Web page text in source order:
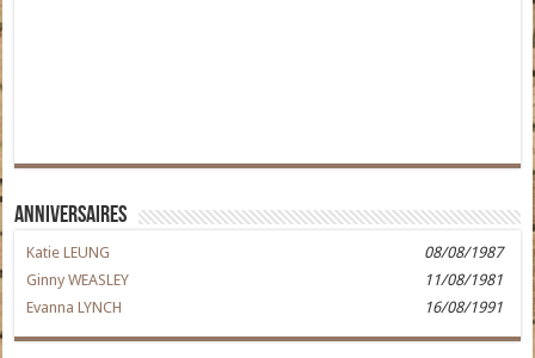
Anniversaires
Katie LEUNG
08/08/1987
Ginny WEASLEY
11/08/1981
Evanna LYNCH
16/08/1991